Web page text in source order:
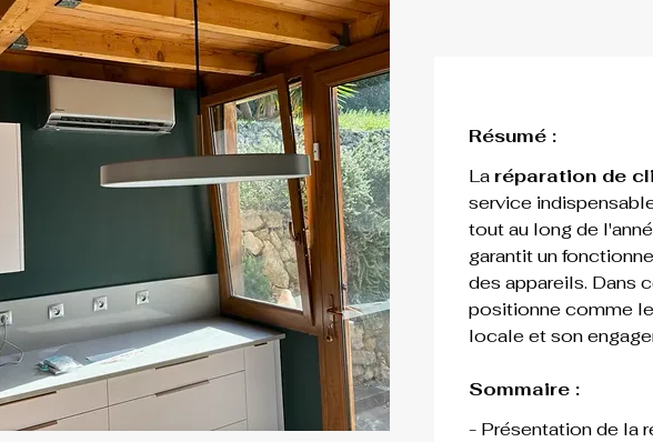
Résumé :
La réparation de
service
tout au long de
garantit un
des appareils. Dans
positionne comme
locale et son
Sommaire :
- Présentation de la